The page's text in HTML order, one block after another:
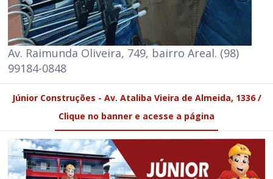
Av. Raimunda Oliveira, 749, bairro Areal. (98)
99184-0848
Júnior Construções - Av. Ataliba Vieira de Almeida, 1336 /
Clique no banner e acesse a página